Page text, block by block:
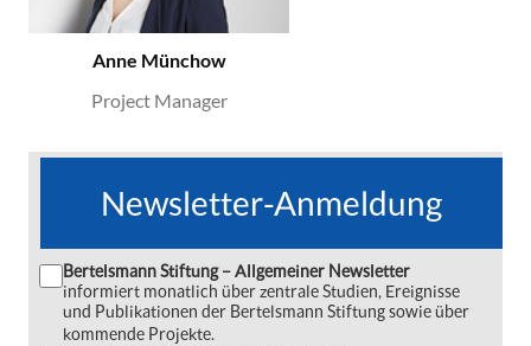
Anne Münchow
Project Manager
Newsletter-Anmeldung
Bertelsmann Stiftung – Allgemeiner Newsletter
informiert monatlich über zentrale Studien, Ereignisse
und Publikationen der Bertelsmann Stiftung sowie über
kommende Projekte.